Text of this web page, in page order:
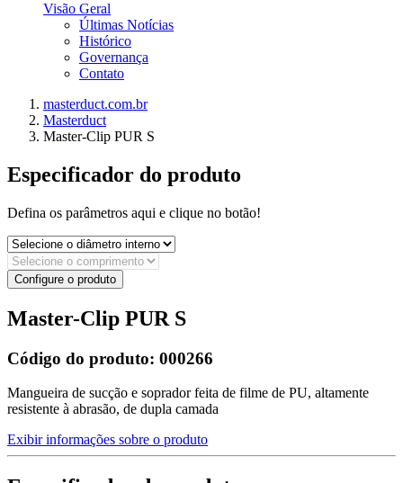
Visão Geral
Últimas Notícias
Histórico
Governança
Contato
masterduct.com.br
Masterduct
Master-Clip PUR S
Especificador do produto
Defina os parâmetros aqui e clique no botão!
Configure o produto
Master-Clip PUR S
Código do produto: 000266
Mangueira de sucção e soprador feita de filme de PU, altamente
resistente à abrasão, de dupla camada
Exibir informações sobre o produto